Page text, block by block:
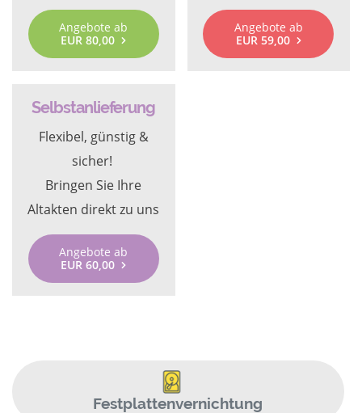
Angebote ab
EUR 80,00
Angebote ab
EUR 59,00
Selbstanlieferung
Flexibel, günstig &
sicher!
Bringen Sie Ihre
Altakten direkt zu uns
Angebote ab
EUR 60,00
Festplattenvernichtung